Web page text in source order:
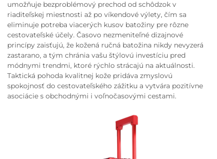
umožňuje bezproblémový prechod od schôdzok v
riaditeľskej miestnosti až po víkendové výlety, čím sa
eliminuje potreba viacerých kusov batožiny pre rôzne
cestovateľské účely. Časovo nezmeniteľné dizajnové
princípy zaisťujú, že kožená ručná batožina nikdy nevyzerá
zastarano, a tým chránia vašu štýlovú investíciu pred
módnymi trendmi, ktoré rýchlo strácajú na aktuálnosti.
Taktická pohoda kvalitnej kože pridáva zmyslovú
spokojnosť do cestovateľského zážitku a vytvára pozitívne
asociácie s obchodnými i voľnočasovými cestami.